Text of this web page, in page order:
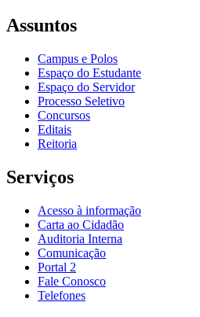
Assuntos
Campus e Polos
Espaço do Estudante
Espaço do Servidor
Processo Seletivo
Concursos
Editais
Reitoria
Serviços
Acesso à informação
Carta ao Cidadão
Auditoria Interna
Comunicação
Portal 2
Fale Conosco
Telefones